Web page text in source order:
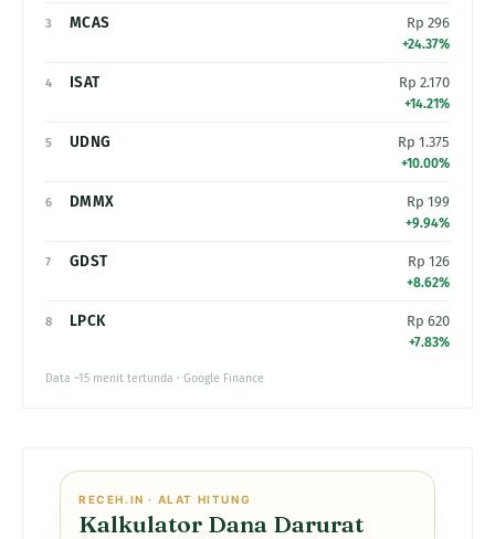
3 MCAS Rp 296
+24.37%
4 ISAT Rp 2.170
+14.21%
5 UDNG Rp 1.375
+10.00%
6 DMMX Rp 199
+9.94%
7 GDST Rp 126
+8.62%
8 LPCK Rp 620
+7.83%
Data ~15 menit tertunda · Google Finance
RECEH.IN · ALAT HITUNG
Kalkulator Dana Darurat